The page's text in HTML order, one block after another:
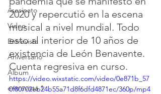
Asesinato
Video
Entrevista
Aniversario
Álbum
entrevista 1
2020 y repercutió en la escena
musical a nivel mundial. Todo
esto al interior de 10 años de
existencia de León Benavente.
Cuenta regresiva en curso.
https://video.wixstatic.com/video/0e871b_57
0f80702eb24b55a71d8f6dfd4871ec/360p/mp4